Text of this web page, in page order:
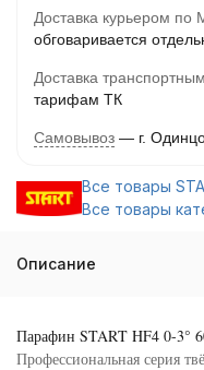
Доставка курьером по
обговаривается
Доставка
тарифам ТК
Самовывоз г.
Все товары
Все товары
Описание
Парафин START HF4 0-3°
Профессиональная серия